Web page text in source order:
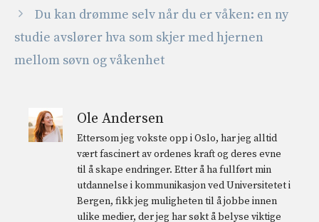
Du kan drømme selv når du er våken: en ny
studie avslører hva som skjer med hjernen
mellom søvn og våkenhet
Ole Andersen
Ettersom jeg vokste opp i Oslo, har jeg alltid
vært fascinert av ordenes kraft og deres evne
til å skape endringer. Etter å ha fullført min
utdannelse i kommunikasjon ved Universitetet i
Bergen, fikk jeg muligheten til å jobbe innen
ulike medier, der jeg har søkt å belyse viktige